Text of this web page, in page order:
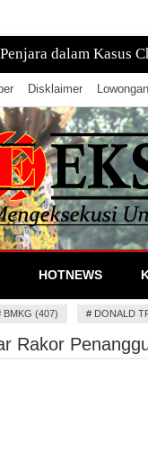
Pusatnya di Laut
Disklaimer Lowongan
Informasi
HOTNEWS
BMKG (407) # DONALD
Rakor